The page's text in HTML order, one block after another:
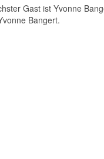
Gast ist Yvonne
Bangert.